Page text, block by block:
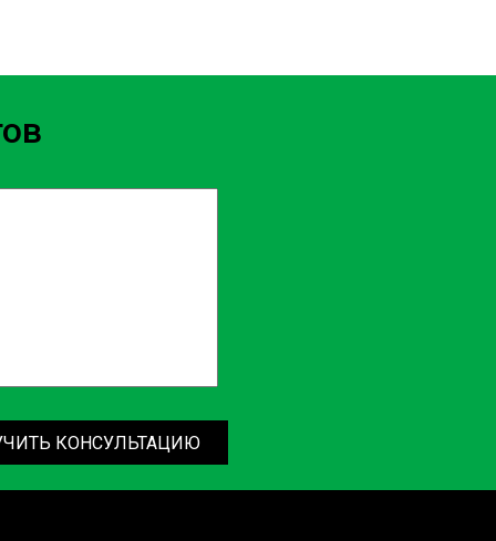
КОНСУЛЬТАЦИЮ